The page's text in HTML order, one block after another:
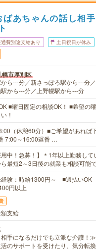
あちゃんの話し相
通費別途支給あり 土日祝日が休み
幌市厚別区
ら---分／新さっぽろ駅から---分
駅から---分／上野幌駅から---分
■曜日固定の相談OK！ ■希望の
！
（休憩60分）■ご希望があれば
7:00～16:00遅番 …
用中！急募！】＊1年以上勤務して
最短2～3日後の就業も相談可能
経験：時給1300円～ ■週払い
円以上
支給
手になるだけでも立派な介護！
のサポートを受けたり、気分転